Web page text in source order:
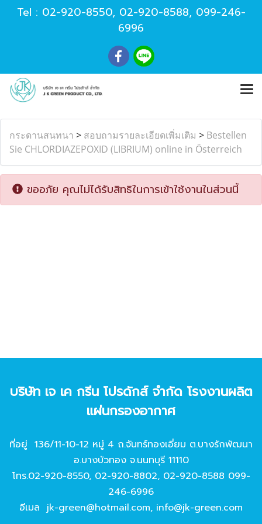
Tel : 02-920-8550, 02-920-8588, 099-246-
6996
กระดานสนทนา > สอบถามรายละเอียดเพิ่มเติม > Bestellen
Sie CHLORDIAZEPOXID (LIBRIUM) online in Österreich
ขออภัย คุณไม่ได้รับสิทธิในการเข้าใช้งานในส่วนนี้
บริษัท เจ เค กรีน โปรดักส์ จํากัด โรงงานผลิต
แผ่นกรองอากาศ
ที่อยู่ 136/11-10-12 หมู่ 4 ถ.จันทร์ทองเอี่ยม ต.บางรักพัฒนา
อ.บางบัวทอง จ.นนทบุรี 11110
โทร.02-920-8550, 02-920-8802, 02-920-8588 099-
246-6996
อีเมล jk-green@hotmail.com, info@jk-green.com